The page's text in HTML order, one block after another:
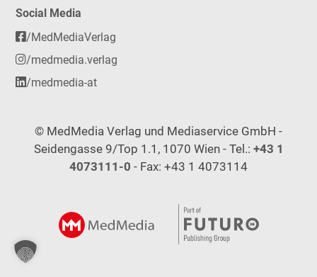
Social Media
/MedMediaVerlag
/medmedia.verlag
/medmedia-at
© MedMedia Verlag und Mediaservice GmbH -
Seidengasse 9/Top 1.1, 1070 Wien - Tel.: +43 1
4073111-0 - Fax: +43 1 4073114